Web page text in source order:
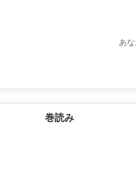
あ
巻読み